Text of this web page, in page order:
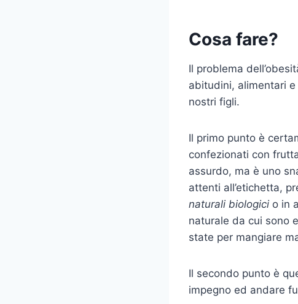
Cosa fare?
Il problema
abitudini, alimentari
nostri figli.
Il primo punto è
confezionati con
assurdo, ma è uno
attenti all’etichetta,
naturali biologici o in
naturale da cui sono
state per mangiare
Il secondo punto è
impegno ed andare